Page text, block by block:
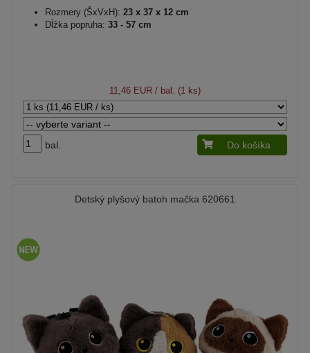
Rozmery (ŠxVxH): 23 x 37 x 12 cm
Dĺžka popruha: 33 - 57 cm
11,46 EUR / bal. (1 ks)
bal. Do košíka
Detský plyšový batoh mačka 620661